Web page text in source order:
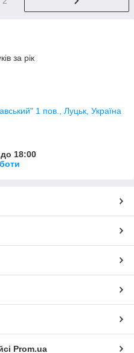
за рік
1 пов., Луцьк, Україна
18:00
Prom.ua